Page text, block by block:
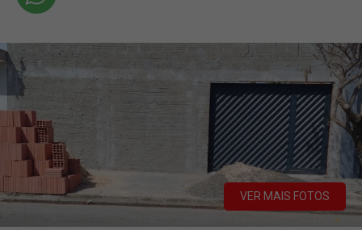
VER MAIS FOTOS